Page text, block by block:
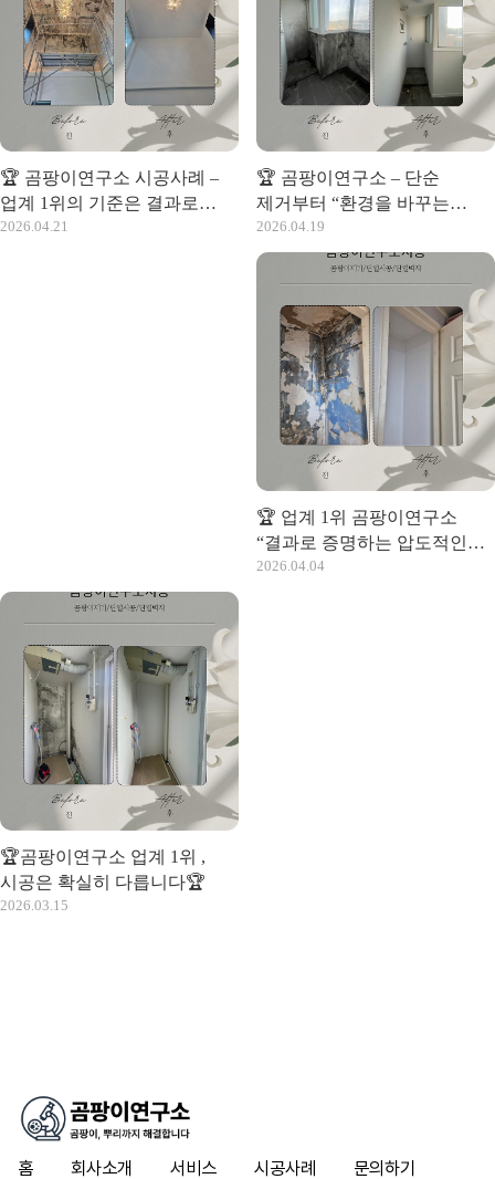
🏆 곰팡이연구소 시공사례 –
업계 1위의 기준은 결과로
증명합니다
2026.04.21
🏆 곰팡이연구소 – 단순
제거부터 “환경을 바꾸는
시공까지”
2026.04.19
🏆 업계 1위 곰팡이연구소
“결과로 증명하는 압도적인
기술력”
2026.04.04
🏆곰팡이연구소 업계 1위 ,
시공은 확실히 다릅니다🏆
2026.03.15
홈 회사소개 서비스 시공사례 문의하기